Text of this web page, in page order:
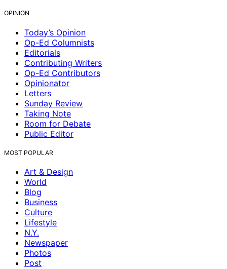
OPINION
Today’s Opinion
Op-Ed Columnists
Editorials
Contributing Writers
Op-Ed Contributors
Opinionator
Letters
Sunday Review
Taking Note
Room for Debate
Public Editor
MOST POPULAR
Art & Design
World
Blog
Business
Culture
Lifestyle
N.Y.
Newspaper
Photos
Post